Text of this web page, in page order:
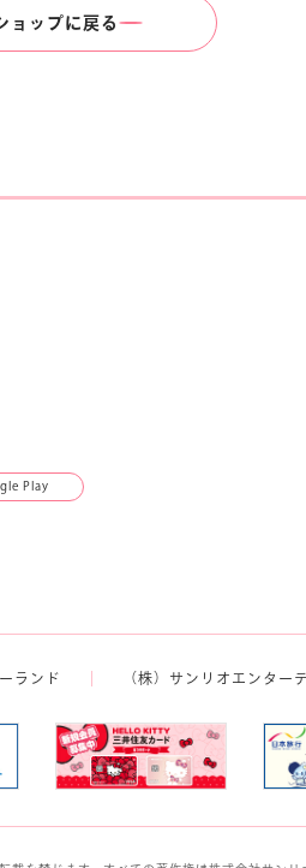
ョップに戻る
Play
ランド （株）サンリオエンター